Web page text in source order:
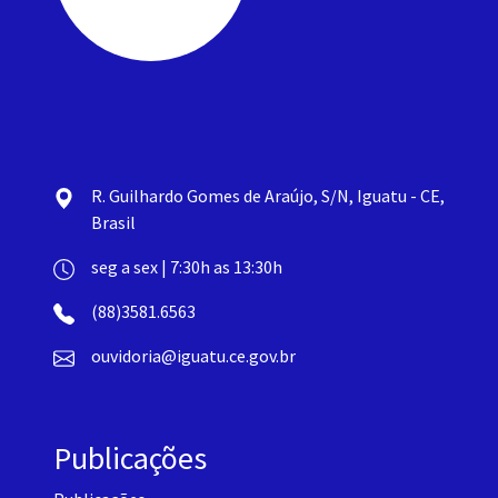
R. Guilhardo Gomes de Araújo, S/N, Iguatu - CE,
Brasil
seg a sex | 7:30h as 13:30h
(88)3581.6563
ouvidoria@iguatu.ce.gov.br
Publicações